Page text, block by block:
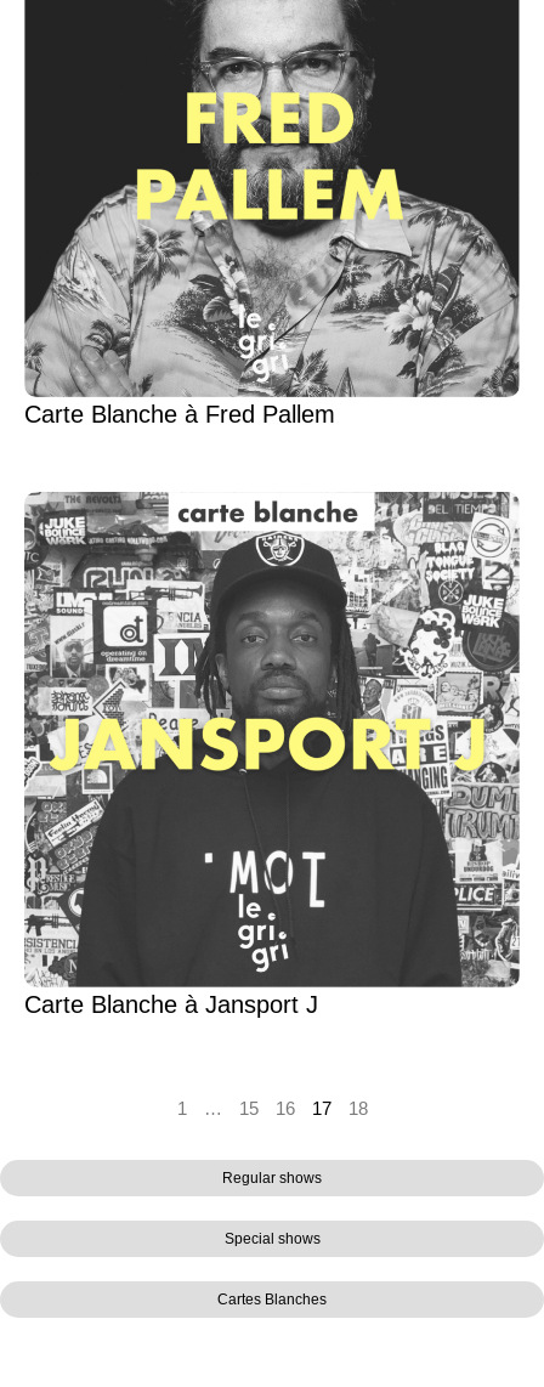
Regular shows
Special shows
Cartes Blanches
Carte Blanche à Fred Pallem
Carte Blanche à Jansport J
1 … 15 16 17 18